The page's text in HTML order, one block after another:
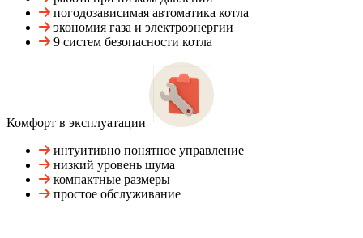
погодозависимая автоматика котла
экономия газа и электроэнергии
9 систем безопасности котла
Комфорт в эксплуатации
интуитивно понятное управление
низкий уровень шума
компактные размеры
простое обслуживание